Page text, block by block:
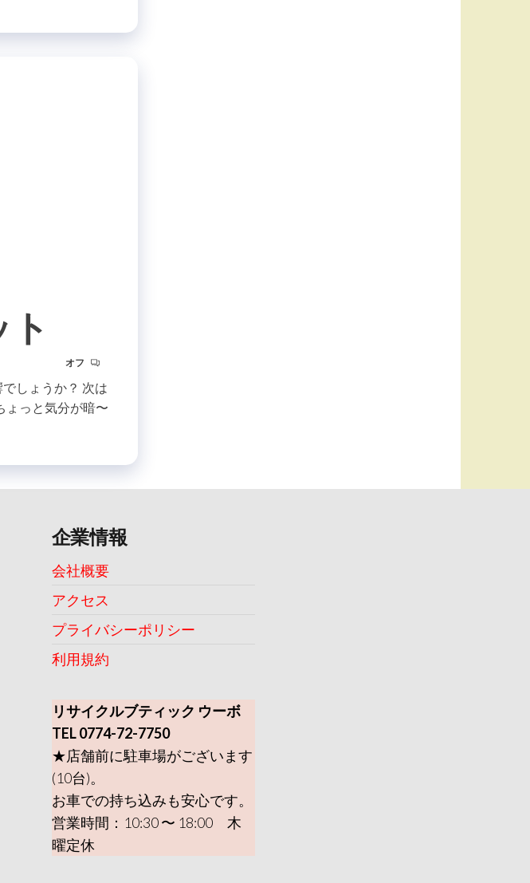
ト
オフ
しょうか？ 次は
ょっと気分が暗〜
企業情報
会社概要
アクセス
プライバシーポリシー
利用規約
リサイクルブティック ウーボ
TEL 0774-72-7750
★店舗前に駐車場がございます
(10台)。
お車での持ち込みも安心です。
営業時間：10:30 〜 18:00 木
曜定休